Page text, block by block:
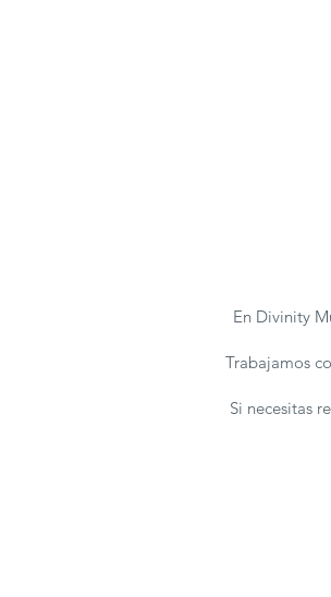
En Divinity
Trabajamos
Si necesitas